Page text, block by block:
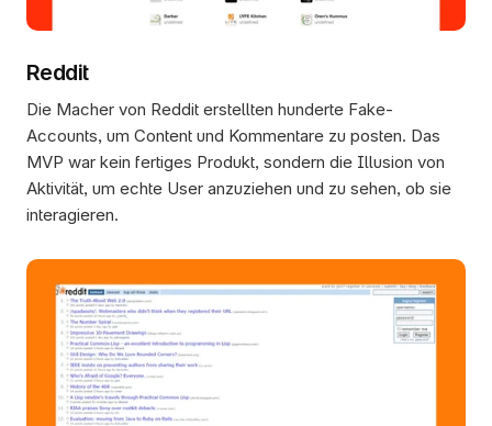
Reddit
Die Macher von Reddit erstellten hunderte Fake-
Accounts, um Content und Kommentare zu posten. Das
MVP war kein fertiges Produkt, sondern die Illusion von
Aktivität, um echte User anzuziehen und zu sehen, ob sie
interagieren.